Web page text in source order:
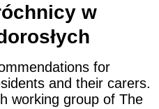
w
for
and their carers.
working group of The